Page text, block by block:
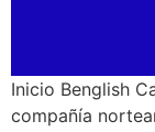
Inicio Benglish
compañía